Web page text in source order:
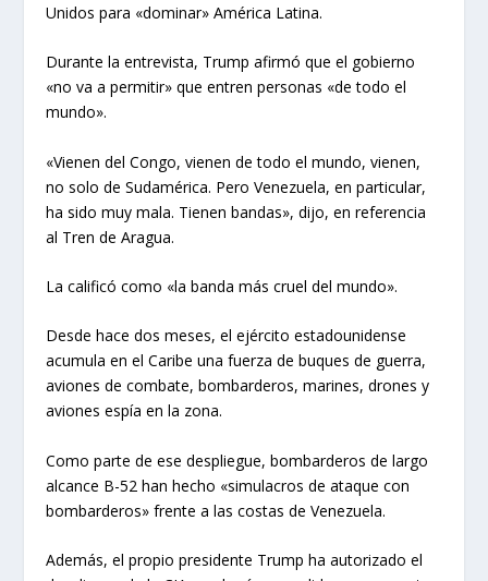
Unidos para «dominar» América Latina.
Durante la entrevista, Trump afirmó que el gobierno
«no va a permitir» que entren personas «de todo el
mundo».
«Vienen del Congo, vienen de todo el mundo, vienen,
no solo de Sudamérica. Pero Venezuela, en particular,
ha sido muy mala. Tienen bandas», dijo, en referencia
al Tren de Aragua.
La calificó como «la banda más cruel del mundo».
Desde hace dos meses, el ejército estadounidense
acumula en el Caribe una fuerza de buques de guerra,
aviones de combate, bombarderos, marines, drones y
aviones espía en la zona.
Como parte de ese despliegue, bombarderos de largo
alcance B-52 han hecho «simulacros de ataque con
bombarderos» frente a las costas de Venezuela.
Además, el propio presidente Trump ha autorizado el